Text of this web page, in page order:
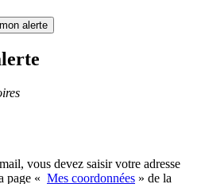
alerte
vous devez saisir votre adresse
page « Mes coordonnées » de la